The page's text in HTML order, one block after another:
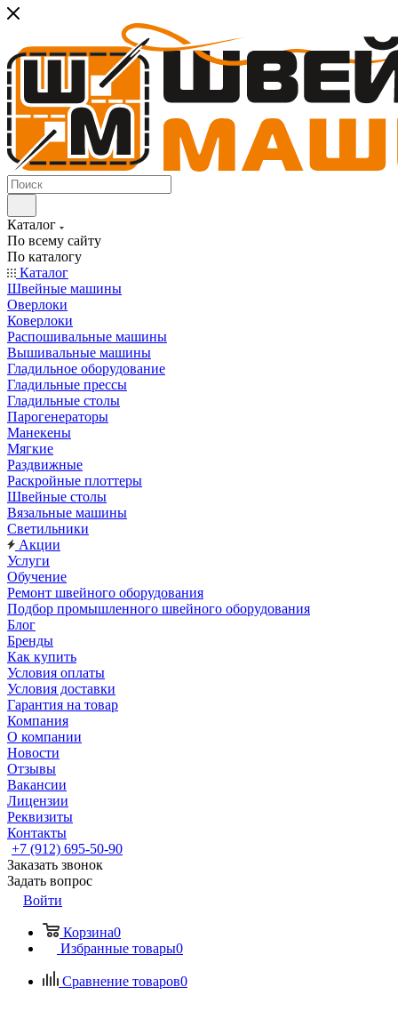
Каталог
По всему сайту
По каталогу
Каталог
Швейные машины
Оверлоки
Коверлоки
Распошивальные машины
Вышивальные машины
Гладильное оборудование
Гладильные прессы
Гладильные столы
Парогенераторы
Манекены
Мягкие
Раздвижные
Раскройные плоттеры
Швейные столы
Вязальные машины
Светильники
Акции
Услуги
Обучение
Ремонт швейного оборудования
Подбор промышленного швейного оборудования
Блог
Бренды
Как купить
Условия оплаты
Условия доставки
Гарантия на товар
Компания
О компании
Новости
Отзывы
Вакансии
Лицензии
Реквизиты
Контакты
+7 (912) 695-50-90
Заказать звонок
Задать вопрос
Войти
Корзина0
Избранные товары0
Сравнение товаров0